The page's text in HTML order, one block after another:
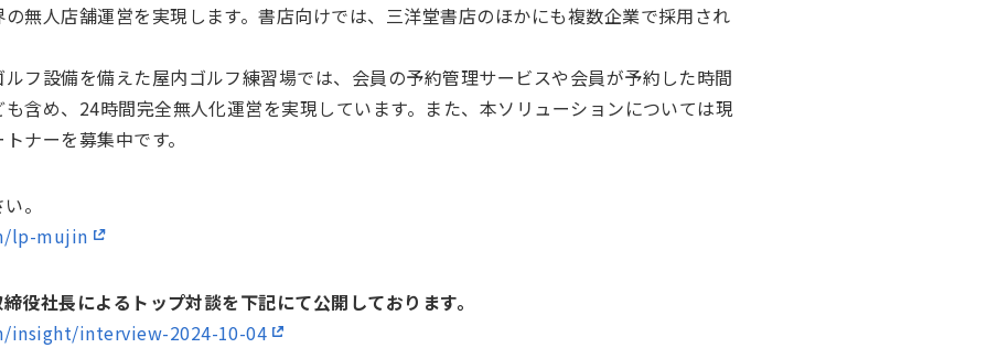
無人店舗運営を実現します。書店向けでは、三洋堂書店のほかにも複数企業で採用され
フ設備を備えた屋内ゴルフ練習場では、会員の予約管理サービスや会員が予約した時間
含め、24時間完全無人化運営を実現しています。また、本ソリューションについては現
ナーを募集中です。
。
lp-mujin
役社長によるトップ対談を下記にて公開しております。
insight/interview-2024-10-04